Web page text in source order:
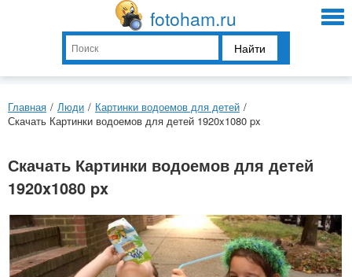
fotoham.ru
Найти
Главная / Люди / Картинки водоемов для детей /
Скачать Картинки водоемов для детей 1920x1080 px
Скачать Картинки водоемов для детей
1920x1080 px